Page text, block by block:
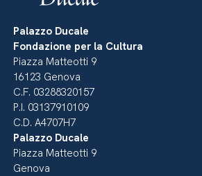
Palazzo Ducale
Fondazione per la Cultura
Piazza Matteotti 9
16123 Genova
C.F. 03288320157
P.I. 03137910109
C.D. A4707H7
Palazzo Ducale
Piazza Matteotti 9
Genova